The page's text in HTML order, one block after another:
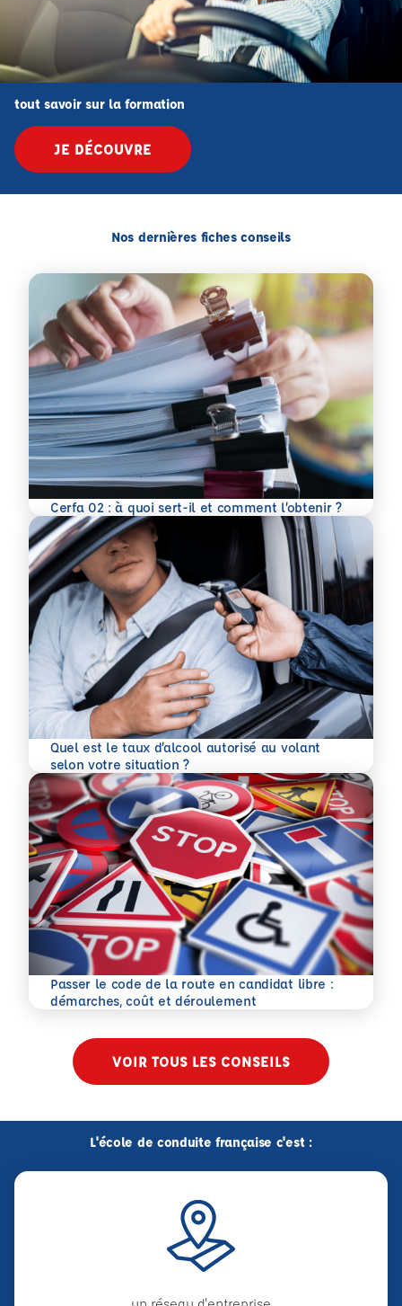
tout savoir sur la formation
JE DÉCOUVRE
Nos dernières fiches conseils
Cerfa 02 : à quoi sert-il et comment l’obtenir ?
En savoir plus
Quel est le taux d’alcool autorisé au volant
selon votre situation ?
En savoir plus
Passer le code de la route en candidat libre :
démarches, coût et déroulement
En savoir plus
VOIR TOUS LES CONSEILS
L'école de conduite française c'est :